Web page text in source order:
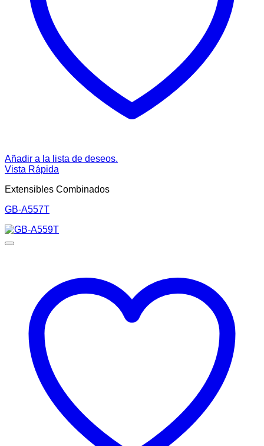
Añadir a la lista de deseos.
Vista Rápida
Extensibles Combinados
GB-A557T